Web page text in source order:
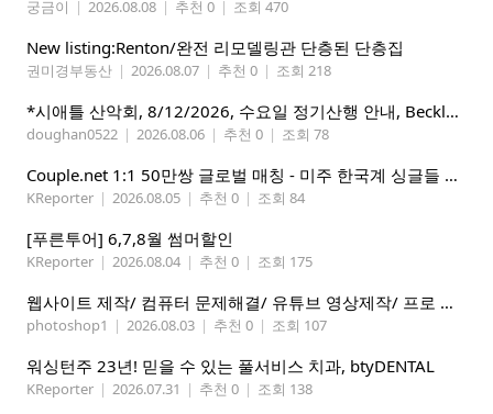
궁금이 | 2026.08.08 | 추천 0 | 조회 470
New listing:Renton/완전 리모델링관 단층된 단층집
권미경부동산 | 2026.08.07 | 추천 0 | 조회 218
*시애틀 산악회, 8/12/2026, 수요일 정기산행 안내, Beckler Peak*
doughan0522 | 2026.08.06 | 추천 0 | 조회 78
Couple.net 1:1 50만쌍 글로벌 매칭 - 미주 한국계 싱글들 모이세요
KReporter | 2026.08.05 | 추천 0 | 조회 84
[푸른투어] 6,7,8월 썸머할인
KReporter | 2026.08.04 | 추천 0 | 조회 175
웹사이트 제작/ 컴퓨터 문제해결/ 유튜브 영상제작/ 프로 사진촬영
photoshop1 | 2026.08.03 | 추천 0 | 조회 107
워싱턴주 23년! 믿을 수 있는 풀서비스 치과, btyDENTAL
KReporter | 2026.07.31 | 추천 0 | 조회 138